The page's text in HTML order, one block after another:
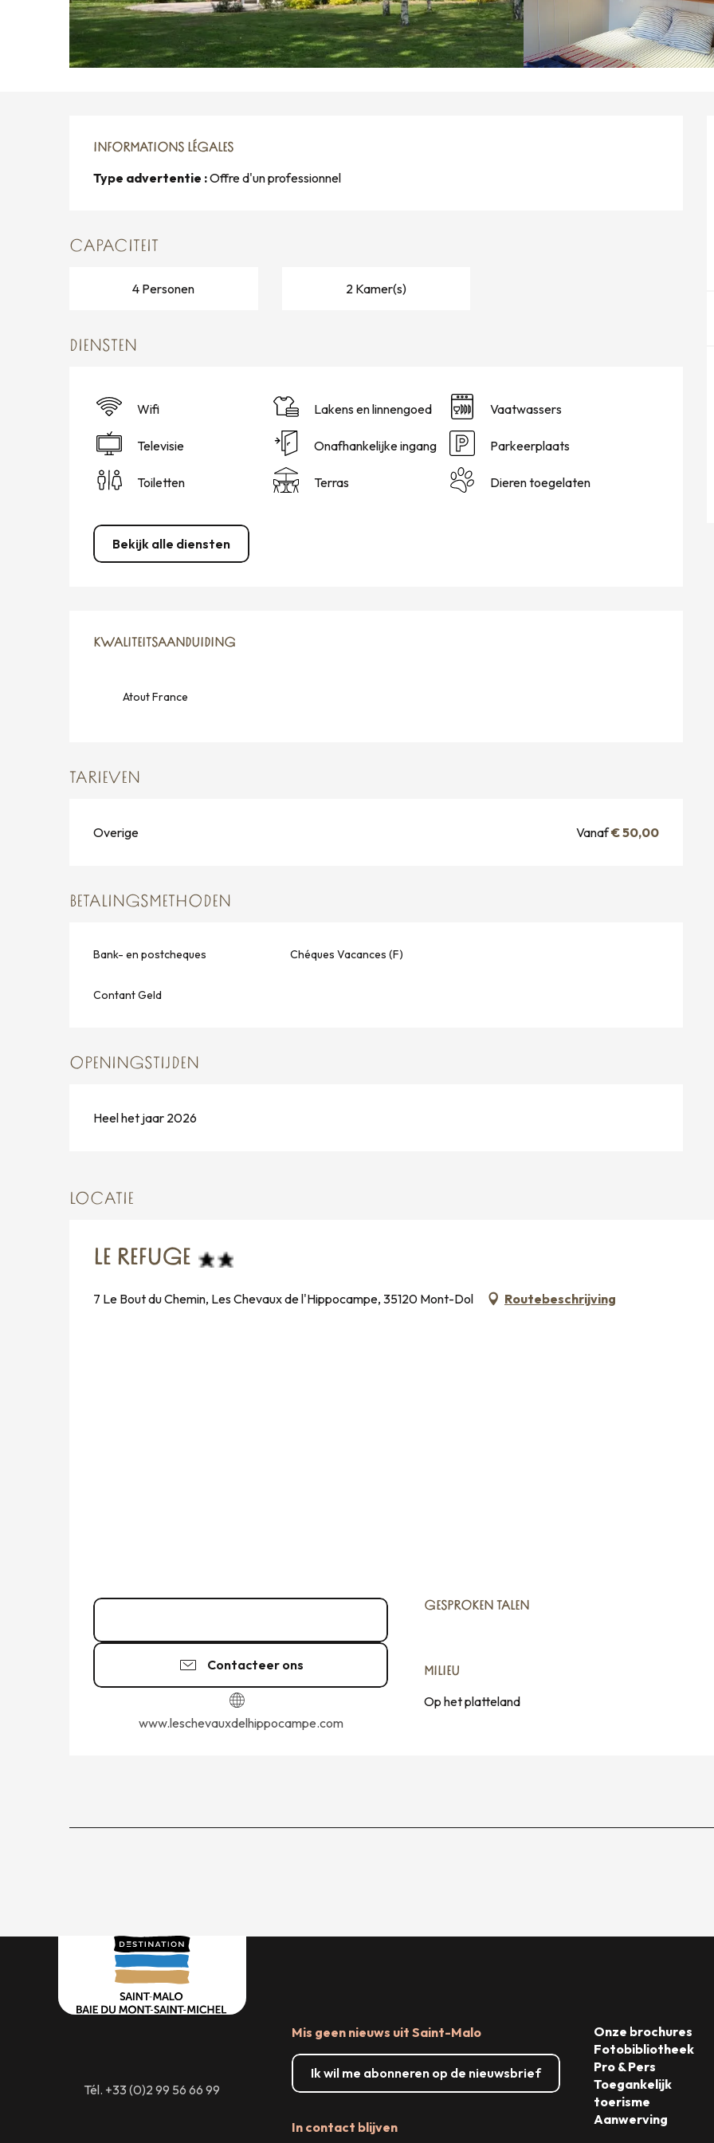
INFORMATIONS LÉGALES
INFORMATIONS LÉGALES
Type advertentie :Offre d'un professionnel
CAPACITEIT
4 Personen 2 Kamer(s)
DIENSTEN
Wifi Lakens en linnengoed Vaatwassers
Televisie Onafhankelijke ingang Parkeerplaats
Toiletten Terras Dieren toegelaten
Bekijk alle diensten
DIENSTVERLENING
KWALITEITSAANDUIDING
KWALITEITSAANDUIDING
Atout France
TARIEVEN
Overige Vanaf€ 50,00
BETALINGSMETHODEN
Bank- en postcheques Chéques Vacances (F)
Contant Geld
OPENINGSTIJDEN
Heel het jaar 2026
LOCATIE
LE REFUGE
7 Le Bout du Chemin, Les Chevaux de l'Hippocampe, 35120 Mont-Dol Routebeschrijving
Contacteer ons
www.leschevauxdelhippocampe.com
GESPROKEN TALEN
GESPROKEN TALEN
MILIEU
MILIEU
Op het platteland
Tél. +33 (0)2 99 56 66 99
Mis geen nieuws uit Saint-Malo
Ik wil me abonneren op de nieuwsbrief
In contact blijven
Onze brochures
Fotobibliotheek
Pro & Pers
Toegankelijk
toerisme
Aanwerving